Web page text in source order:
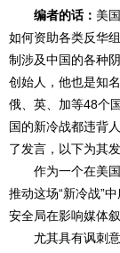
编者的话： 美
如何资助各类反华
制涉及中国的各种
创始人，他也是知
俄、英、加等48个
国的新冷战都违背
了发言，以下为其
作为一个在美
推动这场“新冷战”
安全局在影响媒体
尤其具有讽刺